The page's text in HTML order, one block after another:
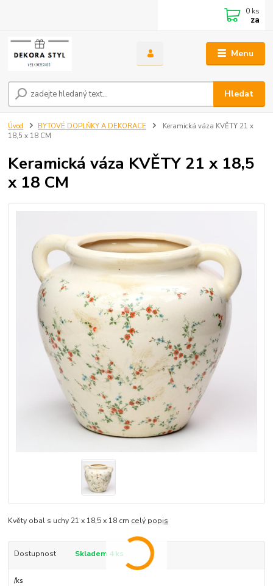
Menu
Hledat
0 ks
za
Úvod BYTOVÉ DOPLŇKY A DEKORACE
Keramická váza KVĚTY 21 x
18,5 x 18 CM
Keramická váza KVĚTY 21 x 18,5
x 18 CM
Květy obal s uchy 21 x 18,5 x 18 cm celý popis
Dostupnost Skladem 4 ks
/ks